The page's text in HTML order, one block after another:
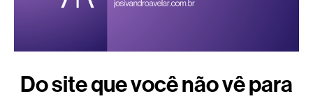
Do site que você não vê para